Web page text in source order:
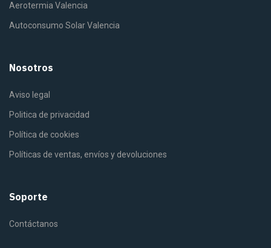
Aerotermia Valencia
Autoconsumo Solar Valencia
Nosotros
Aviso legal
Politica de privacidad
Política de cookies
Políticas de ventas, envíos y devoluciones
Soporte
Contáctanos